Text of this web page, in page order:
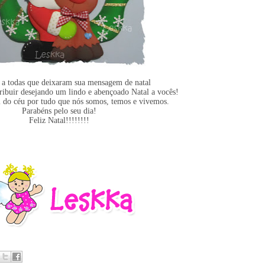
todas que deixaram sua mensagem de natal
desejando um lindo e abençoado Natal a vocês!
céu por tudo que nós somos, temos e vivemos.
Parabéns pelo seu dia!
Feliz Natal!!!!!!!!